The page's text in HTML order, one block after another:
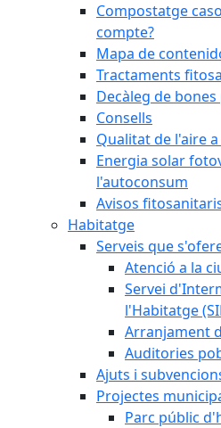
Compostatge
compte?
Mapa de
Tractaments
Decàleg de
Consells
Qualitat de l'aire
Energia solar
l'autoconsum
Avisos
Habitatge
Serveis que
Atenció a la
Servei
l'Habitatge
Arranjament
Auditories
Ajuts i
Projectes
Parc públic